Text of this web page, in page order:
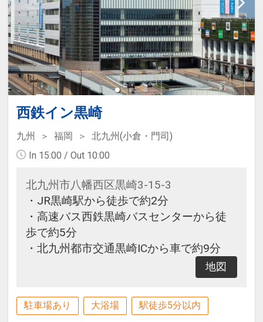
西鉄イン黒崎
九州 福岡
北九州(小倉・門司)
In 15:00 / Out 10:00
北九州市八幡西区黒崎3-15-3
・JR黒崎駅から徒歩で約2分
・高速バス西鉄黒崎バスセンターから徒
歩で約5分
・北九州都市交通黒崎ICから車で約9分
地図
駐車場あり 大浴場 駅徒歩5分以内